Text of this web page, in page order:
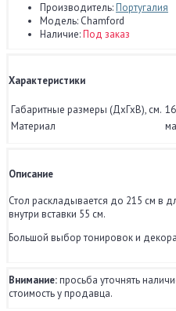
Производитель:Португалия
Модель: Chamford
Наличие:Под заказ
Характеристики
Габаритные размеры (ДхГхВ), см.
Материал
Описание
Стол раскладывается до 215 см в
внутри вставки 55 см.
Большой выбор тонировок и
Внимание:просьба уточнять
стоимость у продавца.